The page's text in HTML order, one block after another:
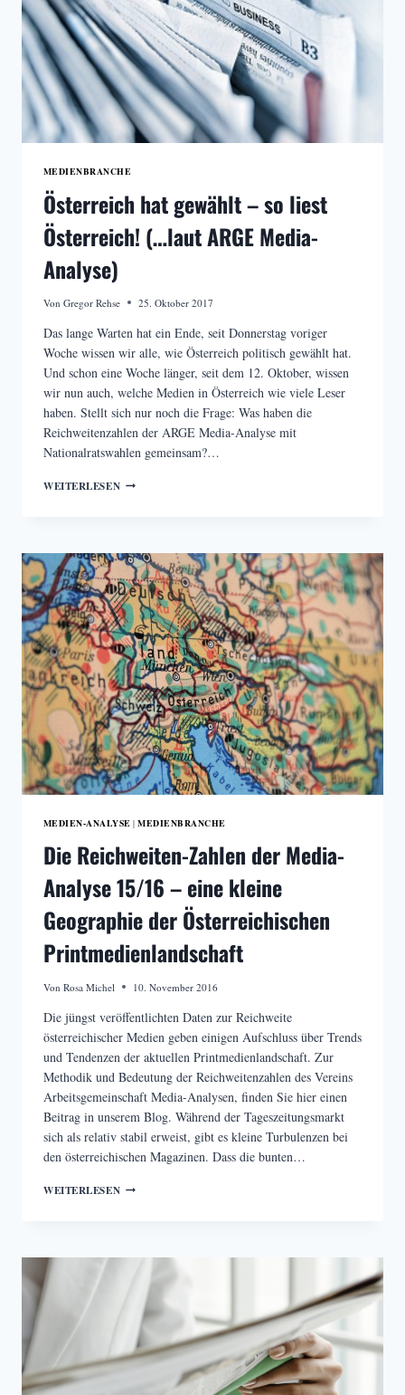
MEDIENBRANCHE
Österreich hat gewählt – so liest
Österreich! (…laut ARGE Media-
Analyse)
Von Gregor Rehse 25. Oktober 2017
Das lange Warten hat ein Ende, seit Donnerstag voriger
Woche wissen wir alle, wie Österreich politisch gewählt hat.
Und schon eine Woche länger, seit dem 12. Oktober, wissen
wir nun auch, welche Medien in Österreich wie viele Leser
haben. Stellt sich nur noch die Frage: Was haben die
Reichweitenzahlen der ARGE Media-Analyse mit
Nationalratswahlen gemeinsam?…
WEITERLESENÖSTERREICH
LIEST
ÖSTERREICH!
(…
LAUT
ARGE
MEDIA-
ANALYSE)
MEDIEN-ANALYSE |MEDIENBRANCHE
Die Reichweiten-Zahlen der Media-
Analyse 15/16 – eine kleine
Geographie der Österreichischen
Printmedienlandschaft
Von Rosa Michel 10. November 2016
Die jüngst veröffentlichten Daten zur Reichweite
österreichischer Medien geben einigen Aufschluss über Trends
und Tendenzen der aktuellen Printmedienlandschaft. Zur
Methodik und Bedeutung der Reichweitenzahlen des Vereins
Arbeitsgemeinschaft Media-Analysen, finden Sie hier einen
Beitrag in unserem Blog. Während der Tageszeitungsmarkt
sich als relativ stabil erweist, gibt es kleine Turbulenzen bei
den österreichischen Magazinen. Dass die bunten…
WEITERLESENDIE
EINE
KLEINE
GEOGRAPHIE
DER
ÖSTERREICHISCHEN
PRINTMEDIENLANDSCHAFT